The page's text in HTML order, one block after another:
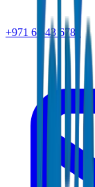
+971 6 543 6781